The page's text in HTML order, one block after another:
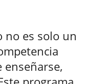
no es solo un